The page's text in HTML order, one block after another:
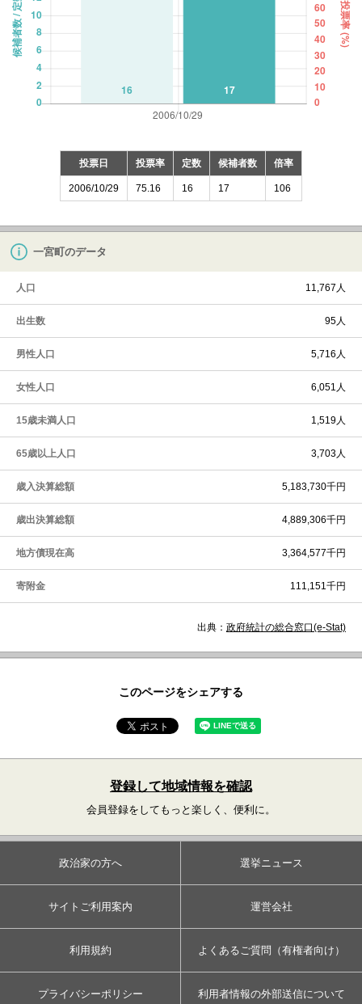
投票日 投票率 定数 候補者数 倍率
2006/10/29 75.16 16 17 106
一宮町のデータ
人口 11,767人
出生数 95人
男性人口 5,716人
女性人口 6,051人
15歳未満人口 1,519人
65歳以上人口 3,703人
歳入決算総額 5,183,730千円
歳出決算総額 4,889,306千円
地方債現在高 3,364,577千円
寄附金 111,151千円
出典： 政府統計の総合窓口(e-Stat)
このページをシェアする
登録して地域情報を確認
会員登録をしてもっと楽しく、便利に。
政治家の方へ 選挙ニュース
サイトご利用案内 運営会社
利用規約 よくあるご質問（有権者向け）
プライバシーポリシー 利用者情報の外部送信について